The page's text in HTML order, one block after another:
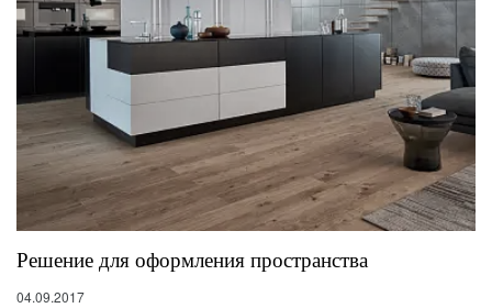
Решение для оформления пространства
04.09.2017